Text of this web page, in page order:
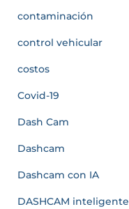
contaminación
control vehicular
costos
Covid-19
Dash Cam
Dashcam
Dashcam con IA
DASHCAM inteligente